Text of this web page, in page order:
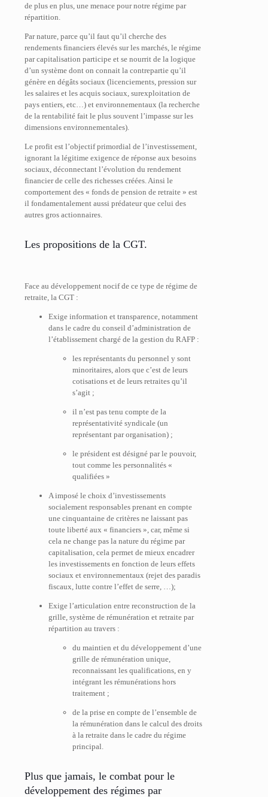
de plus en plus, une menace pour notre régime par
répartition.
Par nature, parce qu’il faut qu’il cherche des
rendements financiers élevés sur les marchés, le régime
par capitalisation participe et se nourrit de la logique
d’un système dont on connait la contrepartie qu’il
génère en dégâts sociaux (licenciements, pression sur
les salaires et les acquis sociaux, surexploitation de
pays entiers, etc…) et environnementaux (la recherche
de la rentabilité fait le plus souvent l’impasse sur les
dimensions environnementales).
Le profit est l’objectif primordial de l’investissement,
ignorant la légitime exigence de réponse aux besoins
sociaux, déconnectant l’évolution du rendement
financier de celle des richesses créées. Ainsi le
comportement des « fonds de pension de retraite » est
il fondamentalement aussi prédateur que celui des
autres gros actionnaires.
Les propositions de la CGT.
Face au développement nocif de ce type de régime de
retraite, la CGT :
Exige information et transparence, notamment
dans le cadre du conseil d’administration de
l’établissement chargé de la gestion du RAFP :
les représentants du personnel y sont
minoritaires, alors que c’est de leurs
cotisations et de leurs retraites qu’il
s’agit ;
il n’est pas tenu compte de la
représentativité syndicale (un
représentant par organisation) ;
le président est désigné par le pouvoir,
tout comme les personnalités «
qualifiées »
A imposé le choix d’investissements
socialement responsables prenant en compte
une cinquantaine de critères ne laissant pas
toute liberté aux « financiers », car, même si
cela ne change pas la nature du régime par
capitalisation, cela permet de mieux encadrer
les investissements en fonction de leurs effets
sociaux et environnementaux (rejet des paradis
fiscaux, lutte contre l’effet de serre, …);
Exige l’articulation entre reconstruction de la
grille, système de rémunération et retraite par
répartition au travers :
du maintien et du développement d’une
grille de rémunération unique,
reconnaissant les qualifications, en y
intégrant les rémunérations hors
traitement ;
de la prise en compte de l’ensemble de
la rémunération dans le calcul des droits
à la retraite dans le cadre du régime
principal.
Plus que jamais, le combat pour le
développement des régimes par